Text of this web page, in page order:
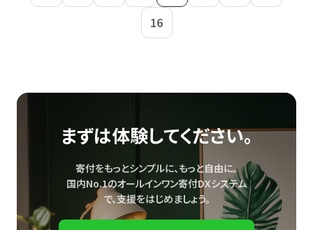
16
まずは体験してください。
寄付をもっとシンプルに、もっと自由に。
国内No.1のオールインワン寄付DXシステム
で、支援をはじめましょう。